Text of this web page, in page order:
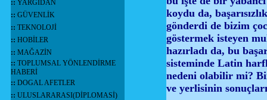
:: YARGIDAN
:: GÜVENLİK
:: TEKNOLOJİ
:: HOBİLER
:: MAĞAZİN
:: TOPLUMSAL YÖNLENDİRME
HABERİ
:: DOGAL AFETLER
:: ULUSLARARASI(DİPLOMASİ)
koydu da,
gönderdi de bizim
göstermek isteyen
hazırladı da, bu
sisteminde Latin
nedeni olabilir mi?
ve yerlisinin